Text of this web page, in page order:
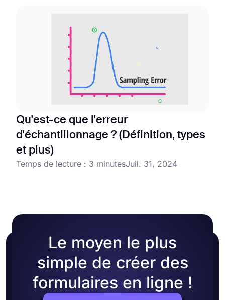
Qu'est-ce que l'erreur
d'échantillonnage ? (Définition, types
et plus)
Temps de lecture : 3 minutesJuil. 31, 2024
Le moyen le plus
simple de créer des
formulaires en ligne !